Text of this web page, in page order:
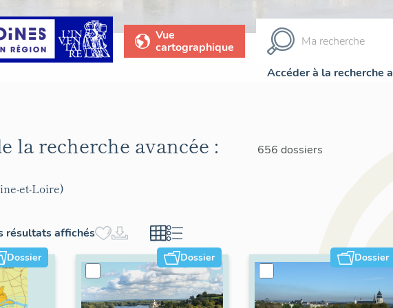
Vue
cartographique
Accéder à la recherche
la recherche avancée : 656 dossiers
et-Loire)
résultats affichés
Dossier Dossier Dossier